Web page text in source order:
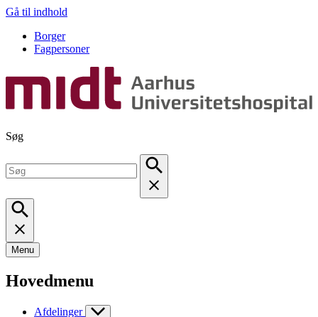
Gå til indhold
Borger
Fagpersoner
Søg
Menu
Hovedmenu
Afdelinger